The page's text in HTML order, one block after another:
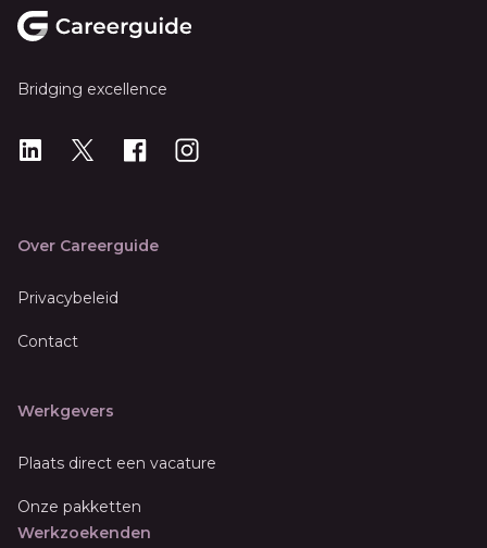
Bridging excellence
LinkedIn
X Instagram
Over Careerguide
Privacybeleid
Contact
Werkgevers
Plaats direct een vacature
Onze pakketten
Werkzoekenden